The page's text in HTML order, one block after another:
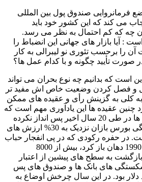
فرمانروایی صندوق پول بین المللی
می کند که این کشور خود باید
چه که کم احتمال به نظر می رسد.
: آیا بازار های جهانی این انضباط را
را برحسب تئوری نو لیبرالی به کار
صورت تأیید چگونه و با کدام عمل ها؟
است که بدانیم چه نوع بحران می تواند
حل و فصل کردن وضعیت خاص اش مفید تر
به کلی به گزینش رأی و عقیده های ممکن
چنین عقیده ها این یادآوری مهم است که
ایالات متحد بنا بردشواری ها در طی 20 سال اخیر پس انداز نکرده
است. در 1987، ورشکستگی بورس بازان نزدیک به 30% ارزش های
در حفره رکودی که در پی انفجار حباب
اقتصاد جدید در پایان دهه 1990 دهان باز کرد، بیش از 8000
بازگشت به سطح های پیشین از اعتبار
ارزش ورشکستگی های بانک ها و صندوق های پس
به 200 میلیارد دلار بود. در این سال چرخش اوضاع به